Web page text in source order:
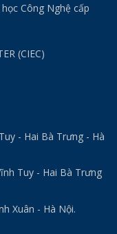
Công Nghệ cấp
(CIEC)
- Hai Bà Trưng - Hà
Tuy - Hai Bà Trưng
Xuân - Hà Nội.